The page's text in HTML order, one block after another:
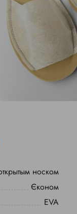
носком
Єконом
EVA